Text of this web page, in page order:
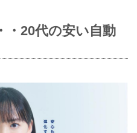
・20代の安い自動